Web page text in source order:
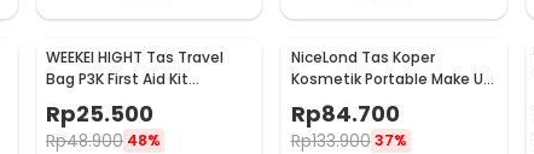
WEEKEI HIGHT Tas Travel
Bag P3K First Aid Kit
Rp25.500
Rp48.900 48%
NiceLond Tas Koper
Kosmetik Portable Make Up
Travel dengan Cermin Kecil
- H500
Rp84.700
Rp133.900 37%